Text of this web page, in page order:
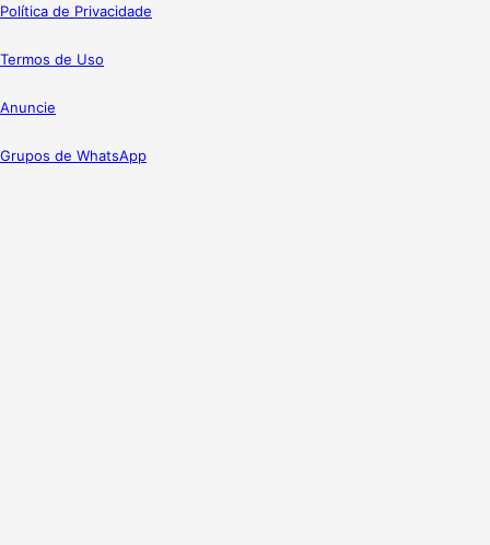
Política de Privacidade
Termos de Uso
Anuncie
Grupos de WhatsApp